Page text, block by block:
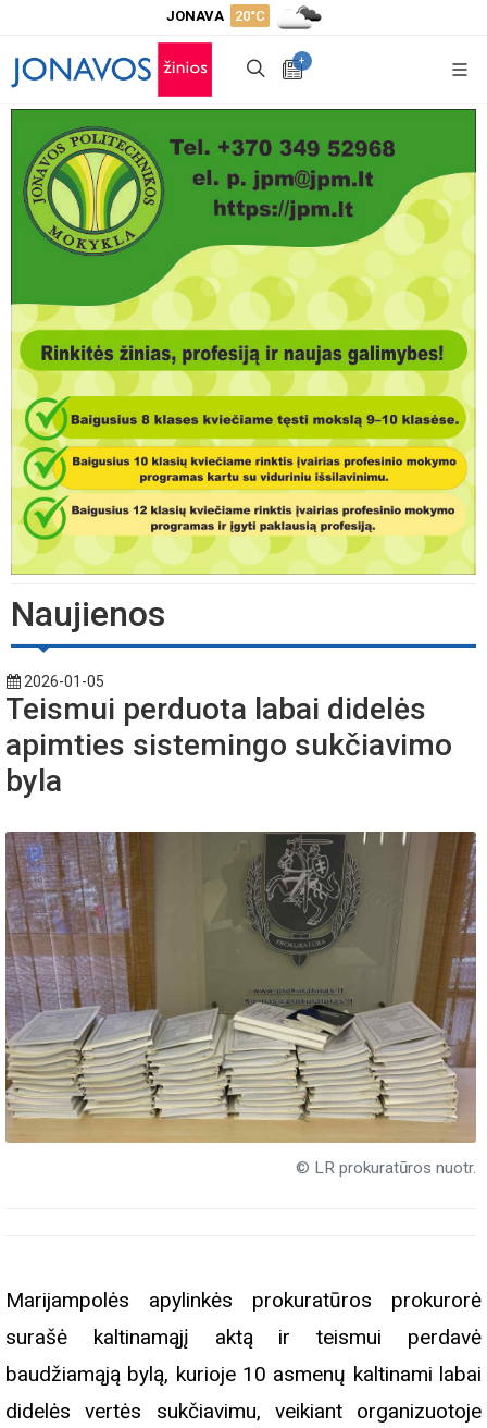
JONAVA 20°C
+
Naujienos
2026-01-05
Teismui perduota labai didelės
apimties sistemingo sukčiavimo
byla
© LR prokuratūros nuotr.
Marijampolės apylinkės prokuratūros prokurorė
surašė kaltinamąjį aktą ir teismui perdavė
baudžiamąją bylą, kurioje 10 asmenų kaltinami labai
didelės vertės sukčiavimu, veikiant organizuotoje